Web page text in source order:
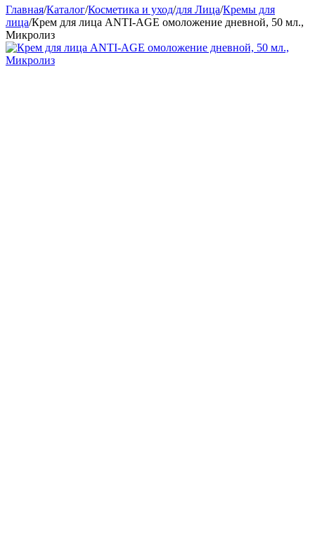
Главная/Каталог/Косметика и уход/для Лица/Кремы для
лица/Крем для лица ANTI-AGE омоложение дневной, 50 мл.,
Микролиз